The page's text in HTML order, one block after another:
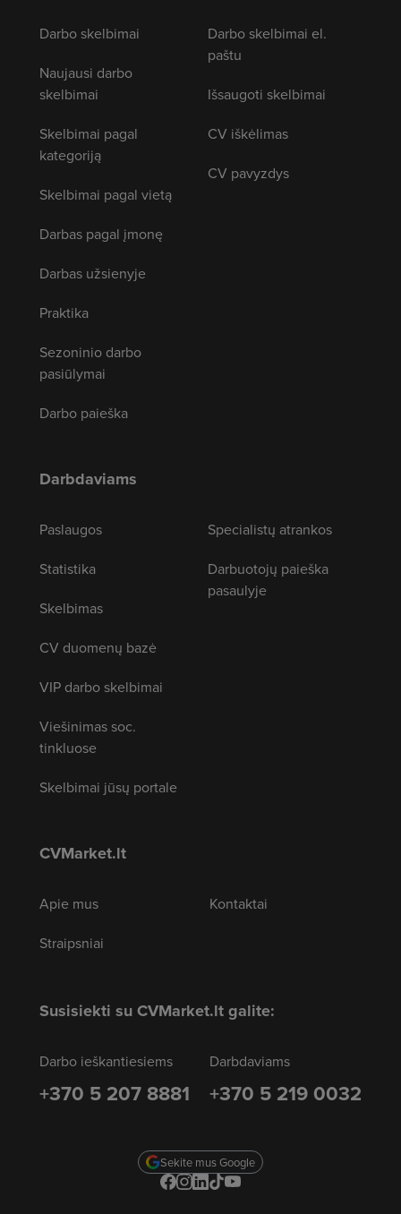
Darbo skelbimai
Naujausi darbo
skelbimai
Skelbimai pagal
kategoriją
Skelbimai pagal vietą
Darbas pagal įmonę
Darbas užsienyje
Praktika
Sezoninio darbo
pasiūlymai
Darbo paieška
Darbo skelbimai el.
paštu
Išsaugoti skelbimai
CV iškėlimas
CV pavyzdys
Darbdaviams
Paslaugos
Statistika
Skelbimas
CV duomenų bazė
VIP darbo skelbimai
Viešinimas soc.
tinkluose
Skelbimai jūsų portale
Specialistų atrankos
Darbuotojų paieška
pasaulyje
CVMarket.lt
Apie mus
Straipsniai
Kontaktai
Susisiekti su CVMarket.lt galite:
Darbo ieškantiesiems
+370 5 207 8881
Darbdaviams
+370 5 219 0032
Sekite mus Google